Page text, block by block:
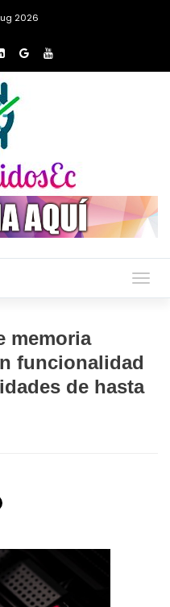
2026
memoria
funcionalidad
de hasta